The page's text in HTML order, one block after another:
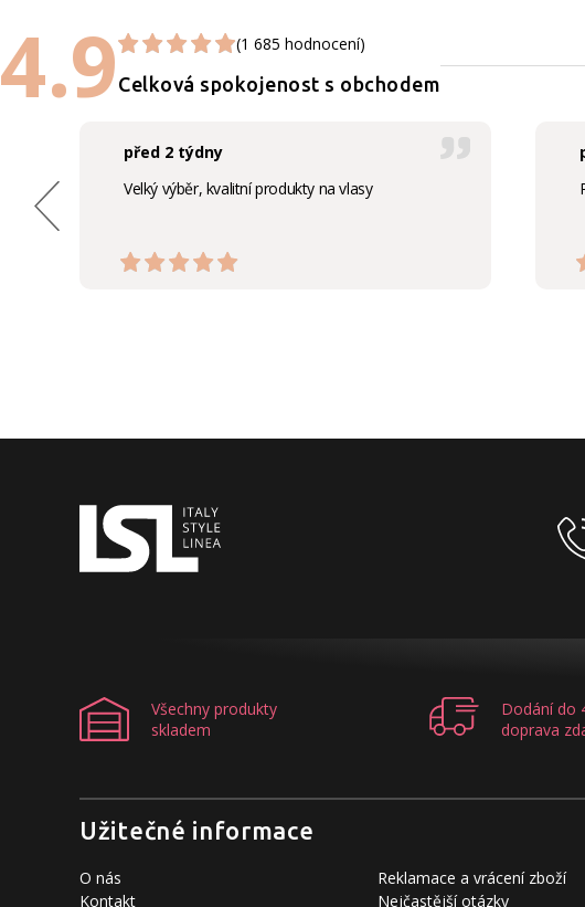
4.9 (1 685 hodnocení)
Celková spokojenost s obchodem
před 2 týdny
Velký výběr, kvalitní produkty na vlasy
Všechny produkty
skladem
Dodání do
doprava
Užitečné informace
O nás
Kontakt
Reklamace a vrácení zboží
Nejčastější otázky